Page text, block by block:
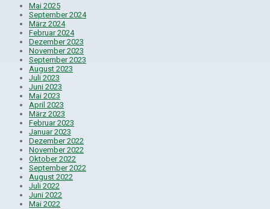
Mai 2025
September 2024
März 2024
Februar 2024
Dezember 2023
November 2023
September 2023
August 2023
Juli 2023
Juni 2023
Mai 2023
April 2023
März 2023
Februar 2023
Januar 2023
Dezember 2022
November 2022
Oktober 2022
September 2022
August 2022
Juli 2022
Juni 2022
Mai 2022